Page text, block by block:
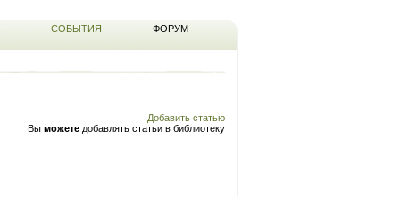
СОБЫТИЯ ФОРУМ
Добавить статью
Вы можетедобавлять статьи в библиотеку